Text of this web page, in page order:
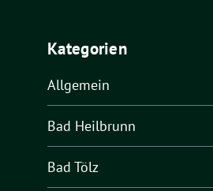
Kategorien
Allgemein
Bad Heilbrunn
Bad Tölz